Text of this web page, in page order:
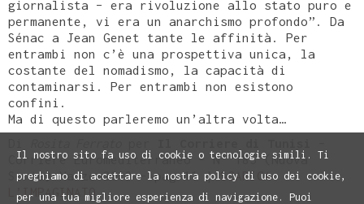
giornalista – era rivoluzione allo stato puro e
permanente, vi era un anarchismo profondo”. Da
Sénac a Jean Genet tante le affinità. Per
entrambi non c’è una prospettiva unica, la
costante del nomadismo, la capacità di
contaminarsi. Per entrambi non esistono
confini.
Ma di questo parleremo un’altra volta…
Corriere Euromediterraneo – N° 185 (Nuova
Serie) Marzo 2019 – pag 11 |SCARICA
L’IMPAGINATO
Il nostro sito fa uso di cookie o tecnologie simili. Ti
preghiamo di accettare la nostra policy di uso dei cookie,
per una tua migliore esperienza di navigazione. Puoi